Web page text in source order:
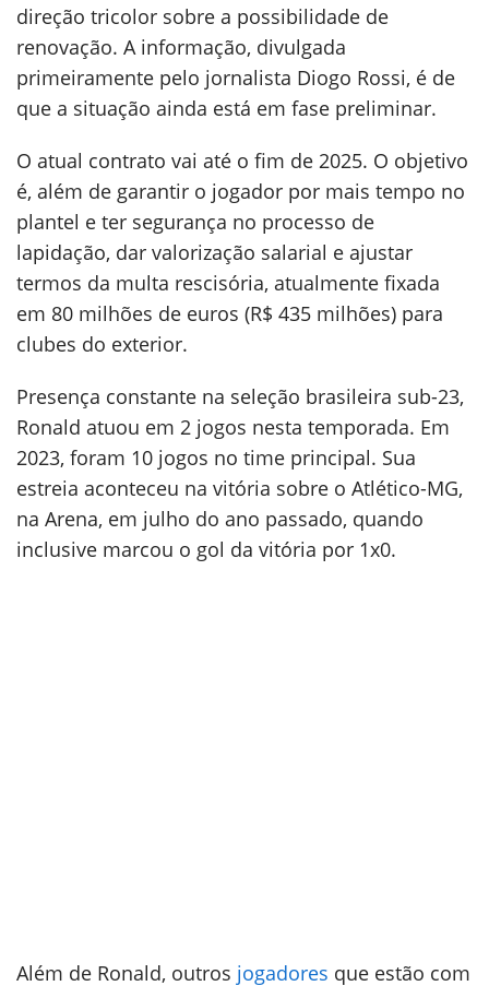
direção tricolor sobre a possibilidade de
renovação. A informação, divulgada
primeiramente pelo jornalista Diogo Rossi, é de
que a situação ainda está em fase preliminar.
O atual contrato vai até o fim de 2025. O objetivo
é, além de garantir o jogador por mais tempo no
plantel e ter segurança no processo de
lapidação, dar valorização salarial e ajustar
termos da multa rescisória, atualmente fixada
em 80 milhões de euros (R$ 435 milhões) para
clubes do exterior.
Presença constante na seleção brasileira sub-23,
Ronald atuou em 2 jogos nesta temporada. Em
2023, foram 10 jogos no time principal. Sua
estreia aconteceu na vitória sobre o Atlético-MG,
na Arena, em julho do ano passado, quando
inclusive marcou o gol da vitória por 1x0.
Além de Ronald, outros jogadores que estão com